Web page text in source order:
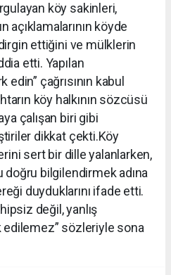
köy sakinleri,
açıklamalarının köyde
ettiğini ve mülklerin
etti. Yapılan
edin” çağrısının kabul
köy halkının sözcüsü
çalışan biri gibi
dikkat çekti.Köy
sert bir dille yalanlarken,
bilgilendirmek adına
duyduklarını ifade etti.
değil, yanlış
edilemez” sözleriyle sona